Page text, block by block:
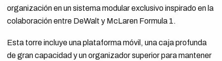
organización en un sistema modular exclusivo inspirado en la
colaboración entre DeWalt y McLaren Formula 1.
Esta torre incluye una plataforma móvil, una caja profunda
de gran capacidad y un organizador superior para mantener